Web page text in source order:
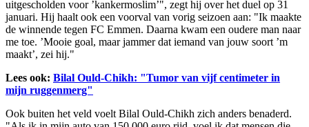
uitgescholden voor ’kankermoslim’", zegt hij over het duel op 31
januari. Hij haalt ook een voorval van vorig seizoen aan: "Ik maakte
de winnende tegen FC Emmen. Daarna kwam een oudere man naar
me toe. ’Mooie goal, maar jammer dat iemand van jouw soort ’m
maakt’, zei hij."
Lees ook: Bilal Ould-Chikh: "Tumor van vijf centimeter in
mijn ruggenmerg"
Ook buiten het veld voelt Bilal Ould-Chikh zich anders benaderd.